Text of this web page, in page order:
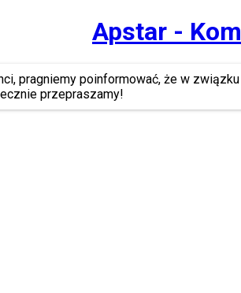
Apstar -
pragniemy poinformować, że w
przepraszamy!